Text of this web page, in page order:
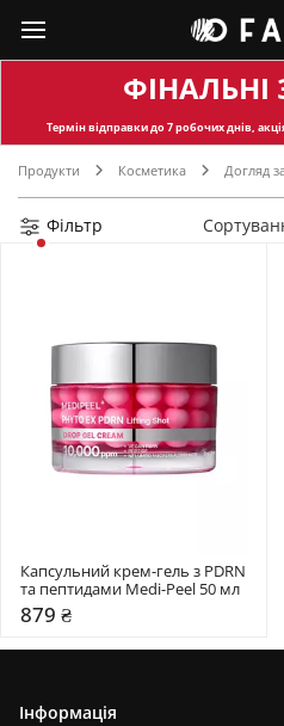
Термін відправкидо 7 робочих днів,
Продукти Косметика Догляд
Фільтр
Капсульний крем-гель з PDRN
та пептидами Medi-Peel 50 мл
879 ₴
Інформація